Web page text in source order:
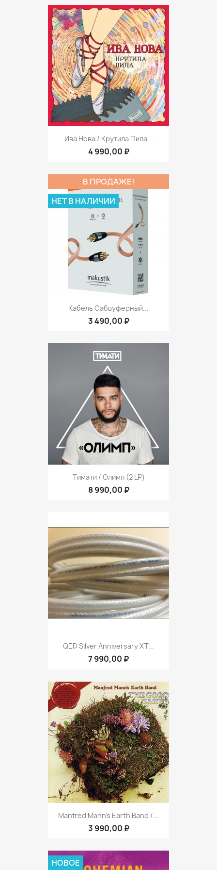
Ива Нова / Крутила Пила...
4 990,00 ₽
Кабель Сабвуферный...
3 490,00 ₽
В ПРОДАЖЕ!
НЕТ В НАЛИЧИИ
Тимати / Олимп (2 LP)
8 990,00 ₽
QED Silver Anniversary XT...
7 990,00 ₽
Manfred Mann's Earth Band /...
3 990,00 ₽
НОВОЕ